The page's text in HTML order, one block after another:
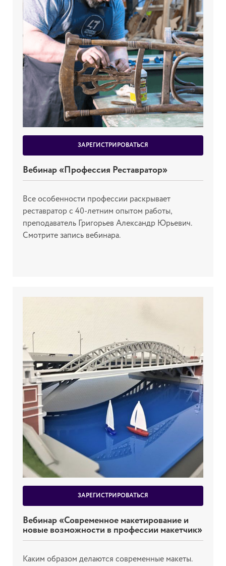
ЗАРЕГИСТРИРОВАТЬСЯ
Вебинар «Профессия Реставратор»
Все особенности профессии раскрывает
реставратор с 40-летним опытом работы,
преподаватель Григорьев Александр Юрьевич.
Смотрите запись вебинара.
ЗАРЕГИСТРИРОВАТЬСЯ
Вебинар «Современное макетирование и
новые возможности в профессии макетчик»
Каким образом делаются современные макеты.